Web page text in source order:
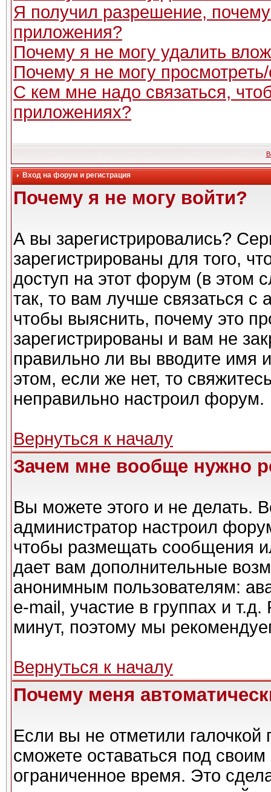
Я получил разрешение,
приложения?
Почему я не могу удалить
Почему я не могу
С кем мне надо связаться,
приложениях?
Вход на форум и регистрация
Почему я не могу войти?
А вы зарегистрировались?
зарегистрированы для того,
доступ на этот форум (в этом
так, то вам лучше связаться
чтобы выяснить, почему это
зарегистрированы и вам не
правильно ли вы вводите
этом, если же нет, то
неправильно настроил форум.
Вернуться к началу
Зачем мне вообще нужно
Вы можете этого и не делать.
администратор настроил
чтобы размещать сообщения
дает вам дополнительные
анонимным пользователям:
e-mail, участие в группах и
минут, поэтому мы
Вернуться к началу
Почему меня
Если вы не отметили галочкой
сможете оставаться под
ограниченное время. Это